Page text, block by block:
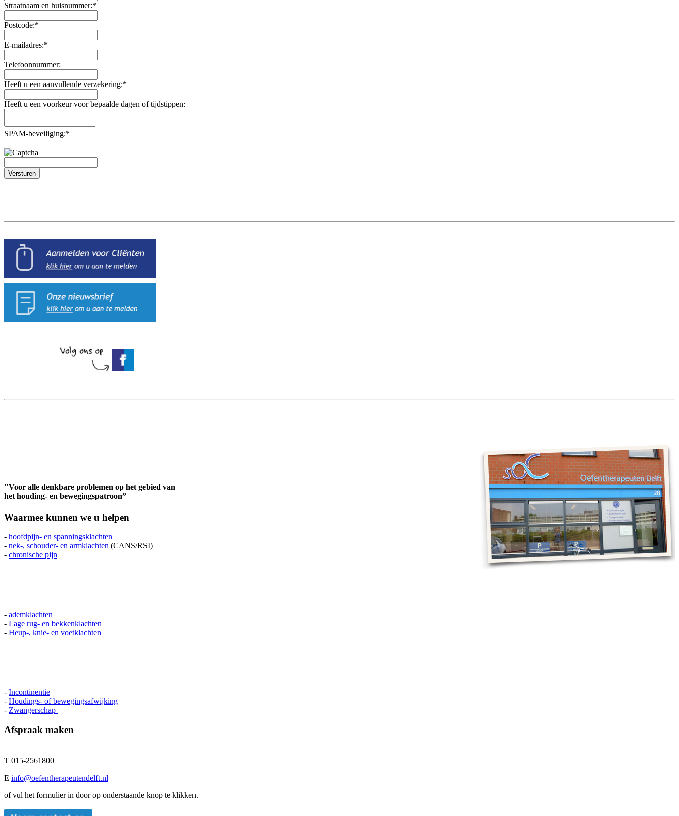
Straatnaam en huisnummer:*
Postcode:*
E-mailadres:*
Telefoonnummer:
Heeft u een aanvullende verzekering:*
Heeft u een voorkeur voor bepaalde dagen of tijdstippen:
SPAM-beveiliging:*
"Voor alle denkbare problemen op het gebied van
het houding- en bewegingspatroon”
Waarmee kunnen we u helpen
- hoofdpijn- en spanningsklachten
- nek-, schouder- en armklachten (CANS/RSI)
- chronische pijn
- ademklachten
- Lage rug- en bekkenklachten
- Heup-, knie- en voetklachten
- Incontinentie
- Houdings- of bewegingsafwijking
- Zwangerschap
Afspraak maken
T 015-2561800
E info@oefentherapeutendelft.nl
of vul het formulier in door op onderstaande knop te klikken.